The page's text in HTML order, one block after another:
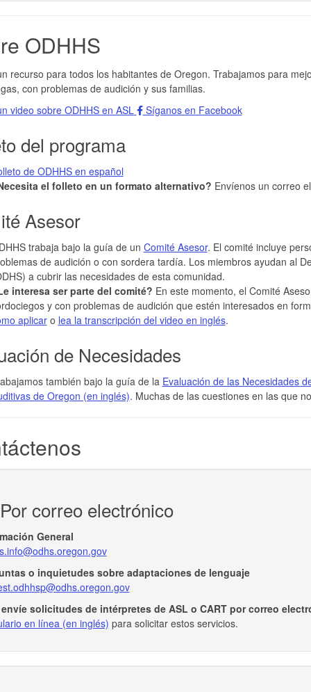
ODHHS
recurso para todos los habitantes de Oregon. Trabajamos para
con problemas de audición y sus familias.
video sobre ODHHS en ASL
Síganos en Facebook
del programa
de ODHHS en español
el folleto en un formato alternativo? Envíenos un correo
Asesor
trabaja bajo la guía de un Comité Asesor. El comité incluye
de audición o con sordera tardía. Los miembros ayudan al
a cubrir las necesidades de esta comunidad.
interesa ser parte del comité? En este momento, el Comité
y con problemas de audición que estén interesados en
aplicaro lea la transcripción del video en inglés.
de Necesidades
también bajo la guía de la Evaluación de las Necesidades
de Oregon (en inglés). Muchas de las cuestiones en las que
correo electrónico
General
o inquietudes sobre adaptaciones de lenguaje
solicitudes de intérpretes de ASL o CART por correo
en línea (en inglés) para solicitar estos servicios.